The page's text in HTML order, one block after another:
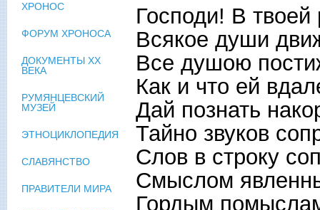
Господи! В твоей
Всякое души
Все душою
Как и что ей
Дай познать
Тайно звуков
Слов в строку
Смыслом
Гордым
ХРОНОС
ФОРУМ ХРОНОСА
ДОКУМЕНТЫ XX
ВЕКА
РУМЯНЦЕВСКИЙ
МУЗЕЙ
ЭТНОЦИКЛОПЕДИЯ
СЛАВЯНСТВО
ПРАВИТЕЛИ МИРА